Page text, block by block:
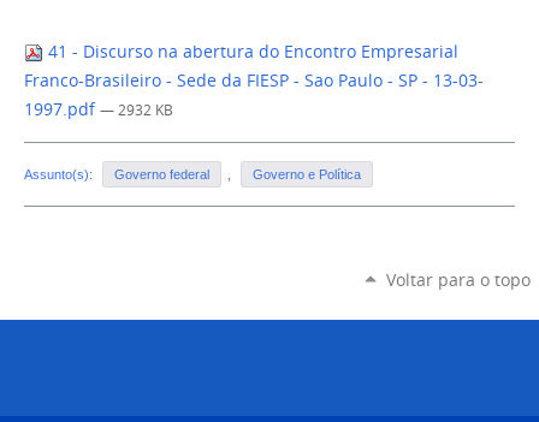
41 - Discurso na abertura do Encontro Empresarial
Franco-Brasileiro - Sede da FIESP - Sao Paulo - SP - 13-03-
1997.pdf — 2932 KB
Assunto(s): Governo federal Governo e Política
Voltar para o topo